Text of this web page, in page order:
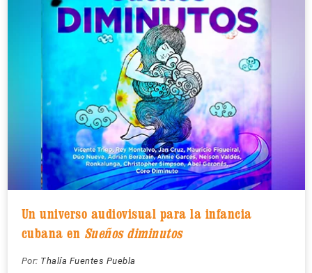
Un universo audiovisual para la infancia
cubana en Sueños diminutos
Por: Thalía Fuentes Puebla